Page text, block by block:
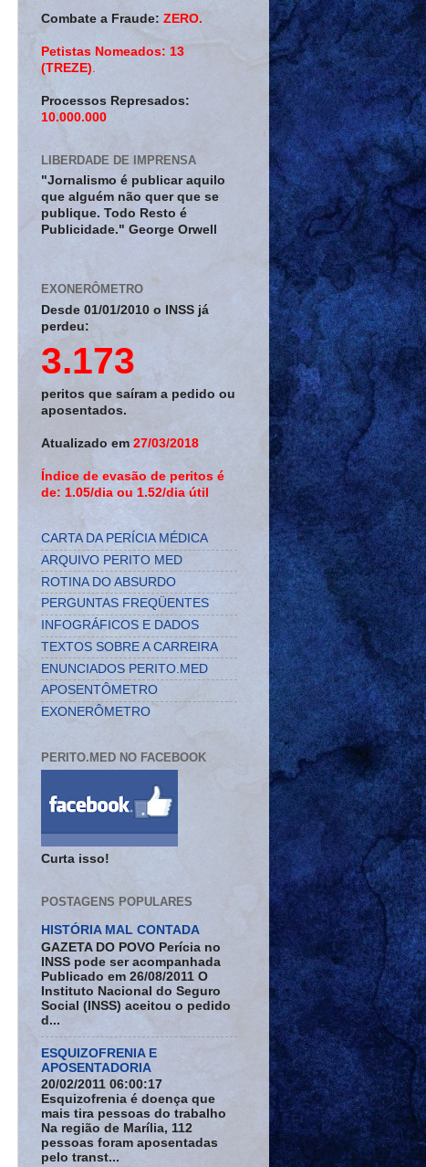
Combate a Fraude: ZERO.
Petistas Nomeados: 13
(TREZE)
Processos Represados:
10.000.000
LIBERDADE DE IMPRENSA
"Jornalismo é publicar aquilo
que alguém não quer que se
publique. Todo Resto é
Publicidade." George Orwell
EXONERÔMETRO
Desde 01/01/2010 o INSS já
perdeu:
3.173
peritos que saíram a pedido ou
aposentados.
Atualizado em 27/03/2018
Índice de evasão de peritos é
de: 1.05/dia ou 1.52/dia útil
CARTA DA PERÍCIA MÉDICA
ARQUIVO PERITO MED
ROTINA DO ABSURDO
PERGUNTAS FREQÜENTES
INFOGRÁFICOS E DADOS
TEXTOS SOBRE A CARREIRA
ENUNCIADOS PERITO.MED
APOSENTÔMETRO
EXONERÔMETRO
PERITO.MED NO FACEBOOK
Curta isso!
POSTAGENS POPULARES
HISTÓRIA MAL CONTADA
GAZETA DO POVO Perícia no
INSS pode ser acompanhada
Publicado em 26/08/2011 O
Instituto Nacional do Seguro
Social (INSS) aceitou o pedido
d...
ESQUIZOFRENIA E
APOSENTADORIA
20/02/2011 06:00:17
Esquizofrenia é doença que
mais tira pessoas do trabalho
Na região de Marília, 112
pessoas foram aposentadas
pelo transt...